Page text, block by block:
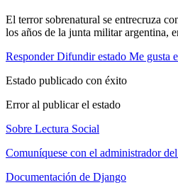
El terror sobrenatural se entrecruza
los años de la junta militar argentina,
Responder Difundir estado Me gusta
Estado publicado con éxito
Error al publicar el estado
Sobre Lectura Social
Comuníquese con el administrador
Documentación de Django